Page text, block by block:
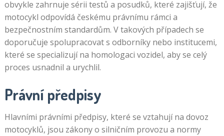
obvykle zahrnuje sérii testů a posudků, které zajišťují, že
motocykl odpovídá českému právnímu rámci a
bezpečnostním standardům. V takových případech se
doporučuje spolupracovat s odborníky nebo institucemi,
které se specializují na homologaci vozidel, aby se celý
proces usnadnil a urychlil.
Právní předpisy
Hlavními právními předpisy, které se vztahují na dovoz
motocyklů, jsou zákony o silničním provozu a normy